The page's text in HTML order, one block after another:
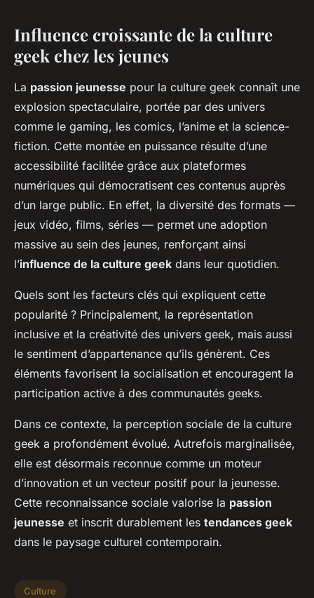
Influence croissante de la culture
geek chez les jeunes
La passion jeunesse pour la culture geek connaît une
explosion spectaculaire, portée par des univers
comme le gaming, les comics, l’anime et la science-
fiction. Cette montée en puissance résulte d’une
accessibilité facilitée grâce aux plateformes
numériques qui démocratisent ces contenus auprès
d’un large public. En effet, la diversité des formats —
jeux vidéo, films, séries — permet une adoption
massive au sein des jeunes, renforçant ainsi
l’influence de la culture geek dans leur quotidien.
Quels sont les facteurs clés qui expliquent cette
popularité ? Principalement, la représentation
inclusive et la créativité des univers geek, mais aussi
le sentiment d’appartenance qu’ils génèrent. Ces
éléments favorisent la socialisation et encouragent la
participation active à des communautés geeks.
Dans ce contexte, la perception sociale de la culture
geek a profondément évolué. Autrefois marginalisée,
elle est désormais reconnue comme un moteur
d’innovation et un vecteur positif pour la jeunesse.
Cette reconnaissance sociale valorise la passion
jeunesse et inscrit durablement les tendances geek
dans le paysage culturel contemporain.
Culture